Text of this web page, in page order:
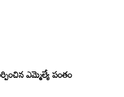
ఎమ్మెల్యే పంతం